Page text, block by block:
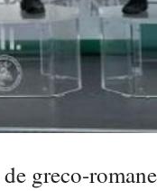
greco-